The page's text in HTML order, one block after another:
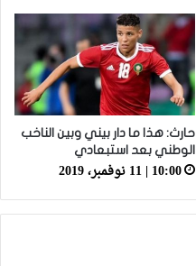
حارث: هذا ما دار بيني وبين الناخب
الوطني بعد استبعادي
10:00 | 11 نوفمبر، 2019